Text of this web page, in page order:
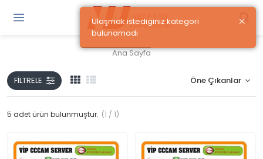
/
Ana Sayfa
FILTRELE
5 adet ürün bulunmuştur. (1 / 1)
×
Ulaşmak istediğiniz kategori
bulunamadı